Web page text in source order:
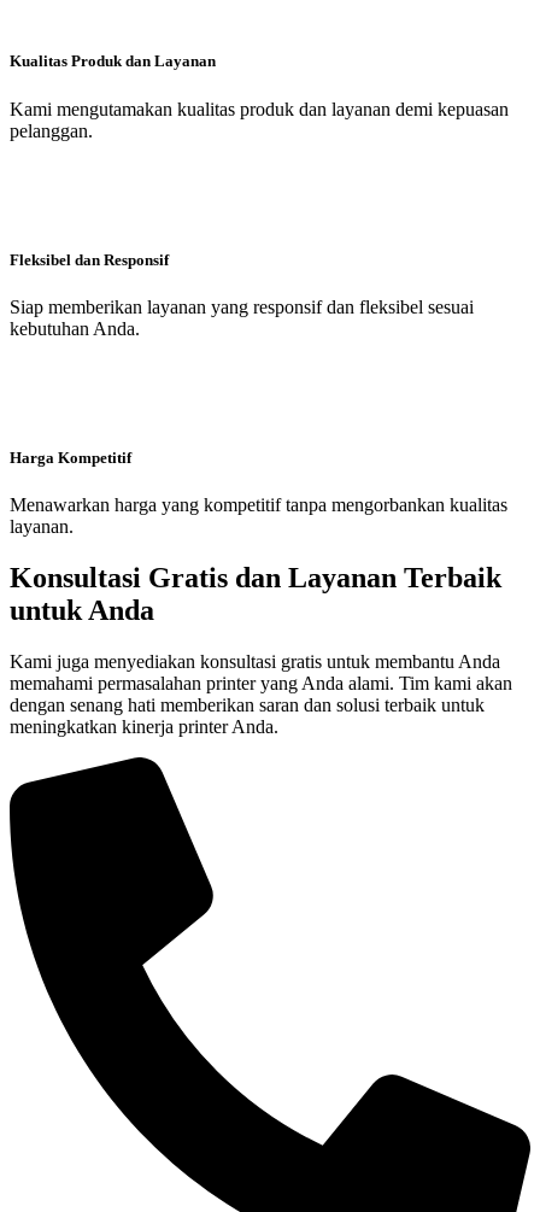
Kualitas Produk dan Layanan
Kami mengutamakan kualitas produk dan layanan demi kepuasan
pelanggan.
Fleksibel dan Responsif
Siap memberikan layanan yang responsif dan fleksibel sesuai
kebutuhan Anda.
Harga Kompetitif
Menawarkan harga yang kompetitif tanpa mengorbankan kualitas
layanan.
Konsultasi Gratis dan Layanan Terbaik
untuk Anda
Kami juga menyediakan konsultasi gratis untuk membantu Anda
memahami permasalahan printer yang Anda alami. Tim kami akan
dengan senang hati memberikan saran dan solusi terbaik untuk
meningkatkan kinerja printer Anda.